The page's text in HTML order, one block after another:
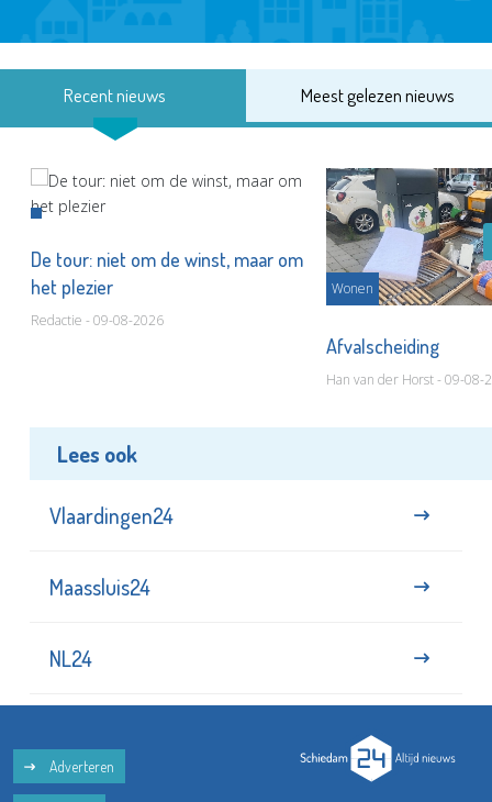
Recent nieuws Meest gelezen nieuws
De tour: niet om de winst, maar om
het plezier
Redactie - 09-08-2026
Wonen
Afvalscheiding
Han van der Horst - 09-08-
Lees ook
Vlaardingen24
Maassluis24
NL24
Adverteren